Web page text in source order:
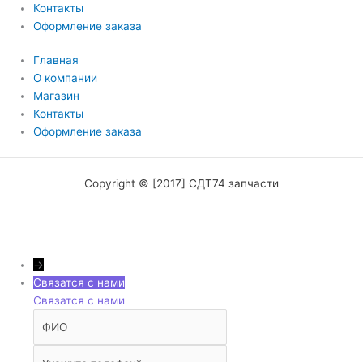
Контакты
Оформление заказа
Главная
О компании
Магазин
Контакты
Оформление заказа
Copyright © [2017] СДТ74 запчасти
→
Связатся с нами
Связатся с нами